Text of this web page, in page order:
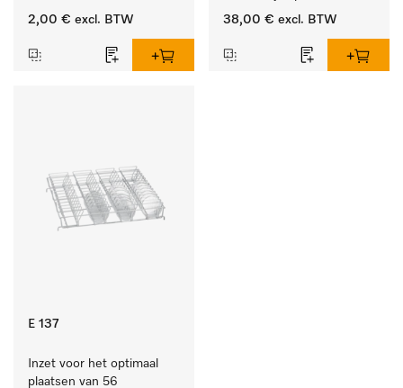
producten.
2,00 € excl. BTW
38,00 € excl. BTW
E 137
Inzet voor het optimaal
plaatsen van 56